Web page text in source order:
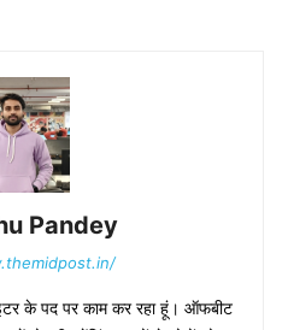
Pandey
के पद पर काम कर रहा हूं। ऑफबीट